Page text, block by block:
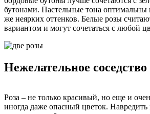
бутонами. Пастельные тона
же неярких оттенков. Белые розы
вариантом и могут сочетаться с любой
Нежелательное соседство
Роза – не только красивый, но еще и
иногда даже опасный цветок. Навредить